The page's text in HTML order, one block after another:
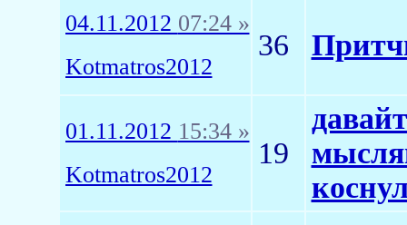
04.11.2012 07:24 »
Kotmatros2012
36
01.11.2012 15:34 »
Kotmatros2012
19